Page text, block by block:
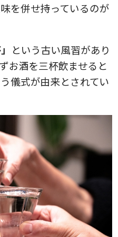
を併せ持っているのが
という古い風習があり
お酒を三杯飲ませると
儀式が由来とされてい